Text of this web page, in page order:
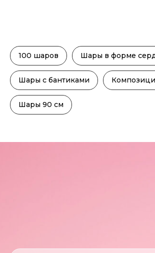
100 шаров Шары в форме
Шары с бантиками
Шары 90 см